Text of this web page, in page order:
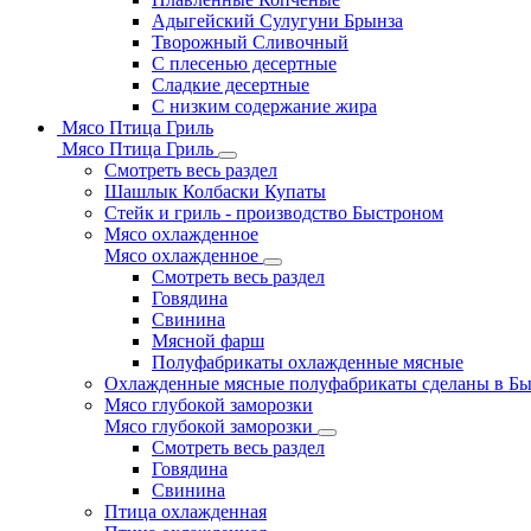
Адыгейский Сулугуни Брынза
Творожный Сливочный
С плесенью десертные
Сладкие десертные
С низким содержание жира
Мясо Птица Гриль
Мясо Птица Гриль
Смотреть весь раздел
Шашлык Колбаски Купаты
Стейк и гриль - производство Быстроном
Мясо охлажденное
Мясо охлажденное
Смотреть весь раздел
Говядина
Свинина
Мясной фарш
Полуфабрикаты охлажденные мясные
Охлажденные мясные полуфабрикаты сделаны в
Мясо глубокой заморозки
Мясо глубокой заморозки
Смотреть весь раздел
Говядина
Свинина
Птица охлажденная